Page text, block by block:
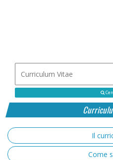
Il
Come